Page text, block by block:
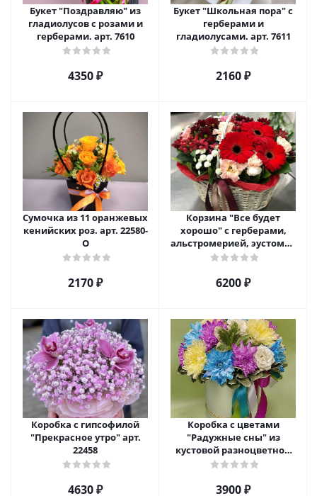
Букет "Поздравляю" из
гладиолусов с розами и
герберами. арт. 7610
4350 ₽
Букет "Школьная пора" с
герберами и
гладиолусами. арт. 7611
2160 ₽
Сумочка из 11 оранжевых
кенийских роз. арт. 22580-
О
2170 ₽
Корзина "Все будет
хорошо" с герберами,
альстромерией, эустомой
и хризантемой арт. 22461
6200 ₽
Коробка с гипсофилой
"Прекрасное утро" арт.
22458
4630 ₽
Коробка с цветами
"Радужные сны" из
кустовой разноцветной
хризантемы арт. 22457
3900 ₽